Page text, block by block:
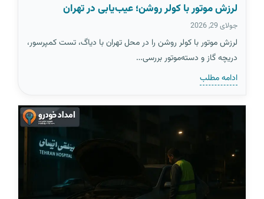
لرزش موتور با کولر روشن؛ عیب‌یابی در تهران
جولای 29, 2026
لرزش موتور با کولر روشن را در محل تهران با دیاگ، تست کمپرسور،
دریچه گاز و دسته‌موتور بررسی…
ادامه مطلب